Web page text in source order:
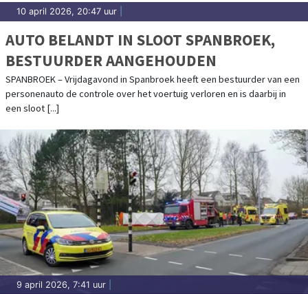
10 april 2026, 20:47 uur
AUTO BELANDT IN SLOOT SPANBROEK,
BESTUURDER AANGEHOUDEN
SPANBROEK – Vrijdagavond in Spanbroek heeft een bestuurder van een
personenauto de controle over het voertuig verloren en is daarbij in
een sloot [...]
9 april 2026, 7:41 uur